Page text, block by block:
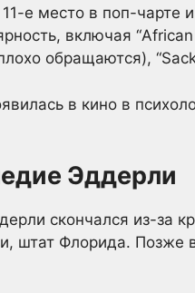
11-е место в поп-
включая
обращаются), “Sack
в кино в
Эддерли
скончался из-за
штат Флорида.